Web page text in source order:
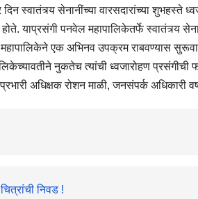
स्वातंत्र्य सेनानींच्या वारसदारांच्या शुभहस्ते
याप्रसंगी पनवेल महापालिकेतर्फे स्वातंत्र्य
एक अभिनव उपक्रम राबवण्यास
नुकतेच त्यांची ध्वजारोहण
अधिक्षक रोशन माळी, जनसंपर्क अधिकारी
निवड !